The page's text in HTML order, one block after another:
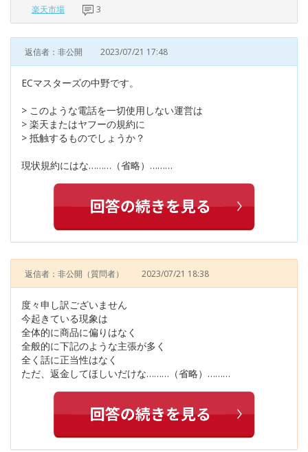
楽天市場 3
返信者：非公開 2023/07/21 17:48
ECマスターズの中野です。
> このような電話を一切使用しない運営は
> 楽天またはヤフーの規約に
> 抵触するものでしょうか？
現状規約にはな………（省略）………
返信者：非公開 （質問者） 2023/07/21 18:38
度々申し訳ございません
今起きている現象は
全体的に商品に偏りはなく
全般的に下記のような主張が多く
全く話に正当性はなく
ただ、返金してほしいだけな………（省略）………